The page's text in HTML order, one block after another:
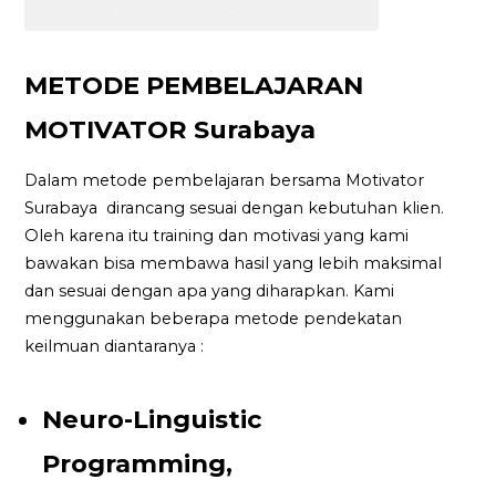
METODE PEMBELAJARAN
MOTIVATOR Surabaya
Dalam metode pembelajaran bersama Motivator
Surabaya dirancang sesuai dengan kebutuhan klien.
Oleh karena itu training dan motivasi yang kami
bawakan bisa membawa hasil yang lebih maksimal
dan sesuai dengan apa yang diharapkan. Kami
menggunakan beberapa metode pendekatan
keilmuan diantaranya :
Neuro-Linguistic
Programming,